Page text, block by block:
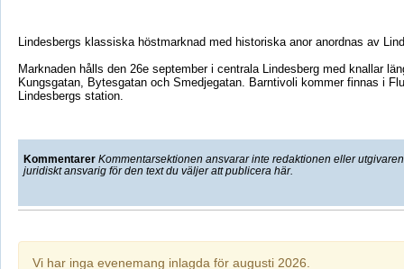
Lindesbergs klassiska höstmarknad med historiska anor anordnas av
Marknaden hålls den 26e september i centrala Lindesberg med knallar
Kungsgatan, Bytesgatan och Smedjegatan. Barntivoli kommer finnas i
Lindesbergs station.
Kommentarer Kommentarsektionen ansvarar inte redaktionen eller
juridiskt ansvarig för den text du väljer att publicera här.
Vi har inga evenemang inlagda för augusti 2026.